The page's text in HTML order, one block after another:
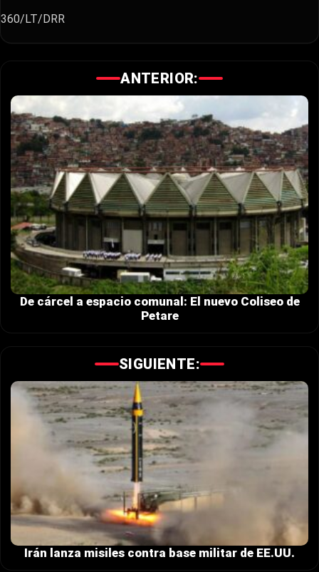
360/LT/DRR
ANTERIOR:
De cárcel a espacio comunal: El nuevo Coliseo de
Petare
SIGUIENTE:
Irán lanza misiles contra base militar de EE.UU.